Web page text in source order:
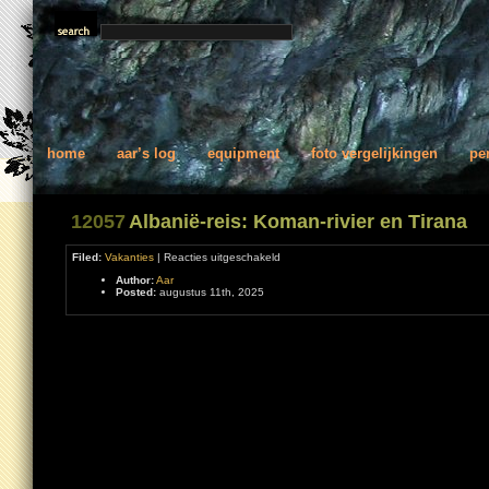
home aar’s log equipment foto vergelijkingen
12057Albanië-reis: Koman-rivier en Tirana
Filed: Vakanties | Reacties uitgeschakeld
en
Author:Aar
Posted: augustus 11th, 2025